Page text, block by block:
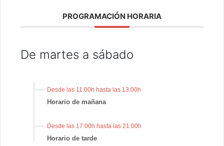
PROGRAMACIÓN HORARIA
De martes a sábado
Desde las 11:00h hasta las 13:00h
Horario de mañana
Desde las 17:00h hasta las 21:00h
Horario de tarde